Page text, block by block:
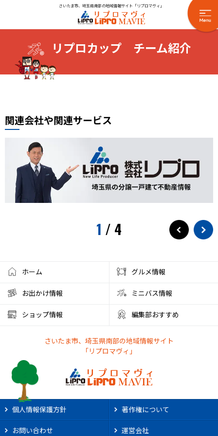
さいたま市、埼玉県南部の地域情報サイト「リプロマヴィ」
リプロカップ チーム紹介
関連会社や関連サービス
1 / 4
ホーム グルメ情報
お出かけ情報 ミニバス情報
ショップ情報 編集部おすすめ
さいたま市、埼玉県南部の地域情報サイト
「リプロマヴィ」
個人情報保護方針 著作権について
お問い合わせ 運営会社